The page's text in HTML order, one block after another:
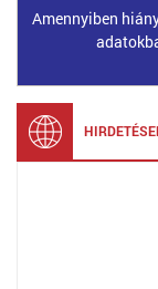
Amennyiben